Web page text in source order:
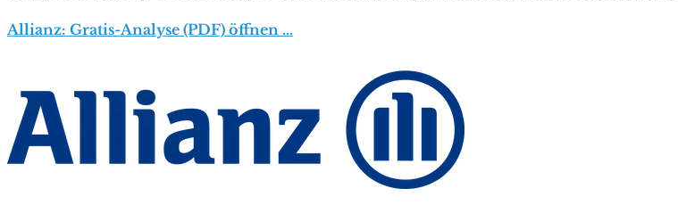
Allianz: Gratis-Analyse (PDF) öffnen …